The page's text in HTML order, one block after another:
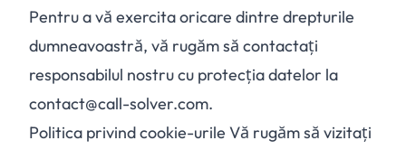
Pentru a vă exercita oricare dintre drepturile
dumneavoastră, vă rugăm să contactați
responsabilul nostru cu protecția datelor la
contact@call-solver.com.
Politica privind cookie-urile Vă rugăm să vizitați